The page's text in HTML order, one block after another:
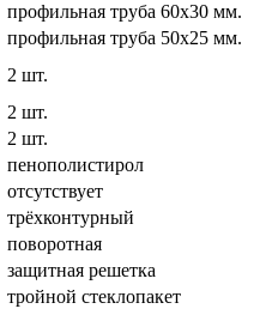
профильная труба 60х30 мм.
профильная труба 50х25 мм.
2 шт.
2 шт.
2 шт.
пенополистирол
отсутствует
трёхконтурный
поворотная
защитная решетка
тройной стеклопакет